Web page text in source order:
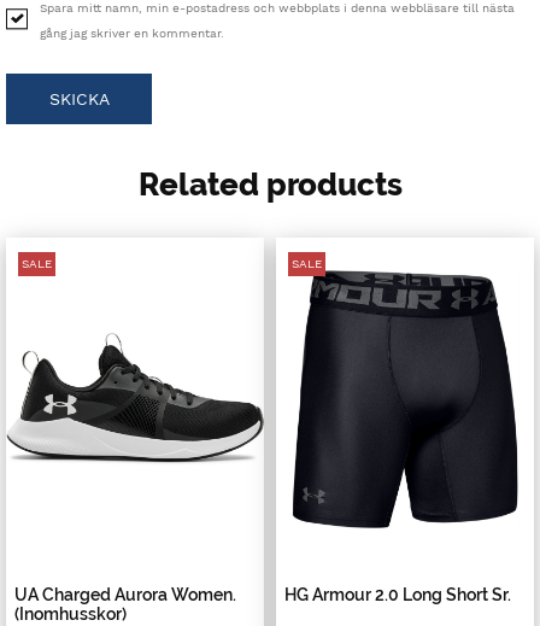
Spara mitt namn, min e-postadress och webbplats i denna webbläsare till nästa
gång jag skriver en kommentar.
Related products
SALE
UA Charged Aurora Women.
(Inomhusskor)
SALE
HG Armour 2.0 Long Short Sr.